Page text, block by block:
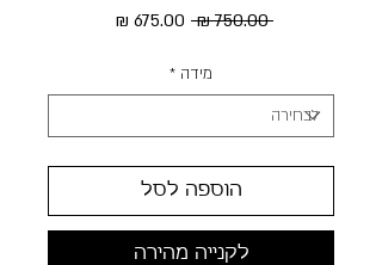
‏750.00 ‏₪ מחיר רגיל
מידה *
הוספה לסל
לקנייה מהירה